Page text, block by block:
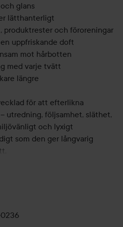
glans
lätthanterligt
produktrester och föroreningar
uppfriskande doft
mot hårbotten
med varje tvätt
längre
för att efterlikna
utredning, följsamhet, släthet,
och lyxigt
som den ger långvarig